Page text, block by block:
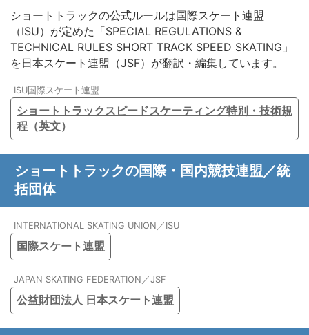
ショートトラックの公式ルールは国際スケート連盟
（ISU）が定めた「SPECIAL REGULATIONS &
TECHNICAL RULES SHORT TRACK SPEED SKATING」
を日本スケート連盟（JSF）が翻訳・編集しています。
ISU国際スケート連盟
ショートトラックスピードスケーティング特別・技術規
程（英文）
ショートトラックの国際・国内競技連盟／統
括団体
INTERNATIONAL SKATING UNION／ISU
国際スケート連盟
JAPAN SKATING FEDERATION／JSF
公益財団法人 日本スケート連盟